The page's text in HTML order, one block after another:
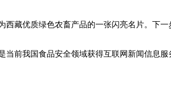
优质绿色农畜产品的一张闪亮名片。下
我国食品安全领域获得互联网新闻信息服